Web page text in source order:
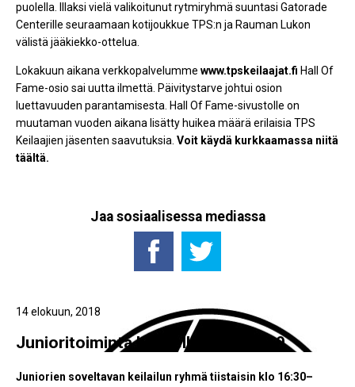
puolella. Illaksi vielä valikoitunut rytmiryhmä suuntasi Gatorade
Centerille seuraamaan kotijoukkue TPS:n ja Rauman Lukon
välistä jääkiekko-ottelua.
Lokakuun aikana verkkopalvelumme www.tpskeilaajat.fi Hall Of
Fame-osio sai uutta ilmettä. Päivitystarve johtui osion
luettavuuden parantamisesta. Hall Of Fame-sivustolle on
muutaman vuoden aikana lisätty huikea määrä erilaisia TPS
Keilaajien jäsenten saavutuksia. Voit käydä kurkkaamassa niitä
täältä.
Jaa sosiaalisessa mediassa
14 elokuun, 2018
Junioritoiminta kaudella 2018-2019
Juniorien soveltavan keilailun ryhmä tiistaisin klo 16:30–